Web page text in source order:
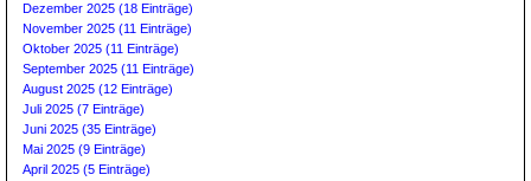
Dezember 2025 (18 Einträge)
November 2025 (11 Einträge)
Oktober 2025 (11 Einträge)
September 2025 (11 Einträge)
August 2025 (12 Einträge)
Juli 2025 (7 Einträge)
Juni 2025 (35 Einträge)
Mai 2025 (9 Einträge)
April 2025 (5 Einträge)